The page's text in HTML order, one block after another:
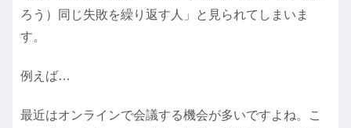
ろう）同じ失敗を繰り返す人」と見られてしまいま
す。
例えば…
最近はオンラインで会議する機会が多いですよね。こ